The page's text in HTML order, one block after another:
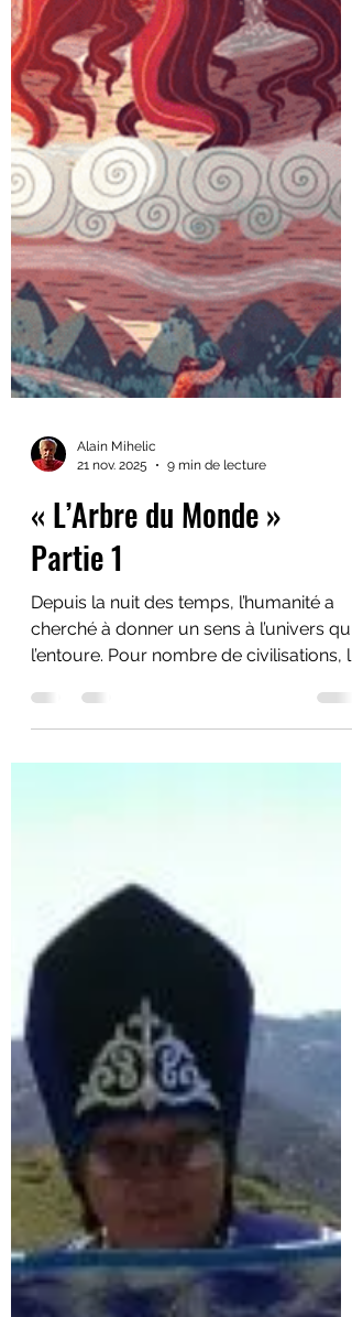
21 nov. 2025
9 min de lecture
« L’Arbre du Monde »
Partie 1
Depuis la nuit des temps, l’humanité a
cherché à donner un sens à l’univers qui
l’entoure. Pour nombre de civilisations, la